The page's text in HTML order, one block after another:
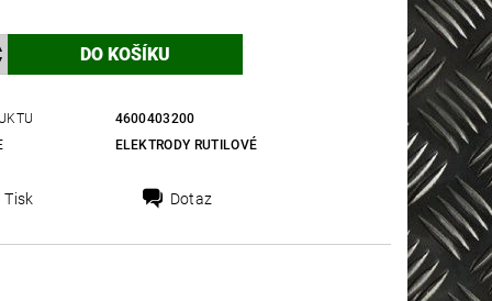
4600403200
ELEKTRODY RUTILOVÉ
Tisk Dotaz